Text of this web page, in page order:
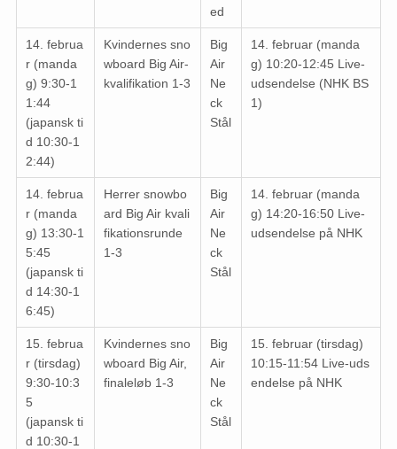
ed
14. februa
r (manda
g) 9:30-1
1:44
(japansk ti
d 10:30-1
2:44)
Kvindernes sno
wboard Big Air-
kvalifikation 1-3
Big
Air
Ne
ck
Stål
14. februar (manda
g) 10:20-12:45 Live-
udsendelse (NHK BS
1)
14. februa
r (manda
g) 13:30-1
5:45
(japansk ti
d 14:30-1
6:45)
Herrer snowbo
ard Big Air kvali
fikationsrunde
1-3
Big
Air
Ne
ck
Stål
14. februar (manda
g) 14:20-16:50 Live-
udsendelse på NHK
15. februa
r (tirsdag)
9:30-10:3
5
(japansk ti
d 10:30-1
Kvindernes sno
wboard Big Air,
finaleløb 1-3
Big
Air
Ne
ck
Stål
15. februar (tirsdag)
10:15-11:54 Live-uds
endelse på NHK